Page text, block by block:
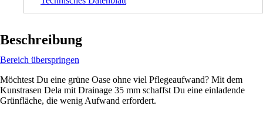
Beschreibung
Bereich überspringen
Möchtest Du eine grüne Oase ohne viel Pflegeaufwand? Mit dem
Kunstrasen Dela mit Drainage 35 mm schaffst Du eine einladende
Grünfläche, die wenig Aufwand erfordert.